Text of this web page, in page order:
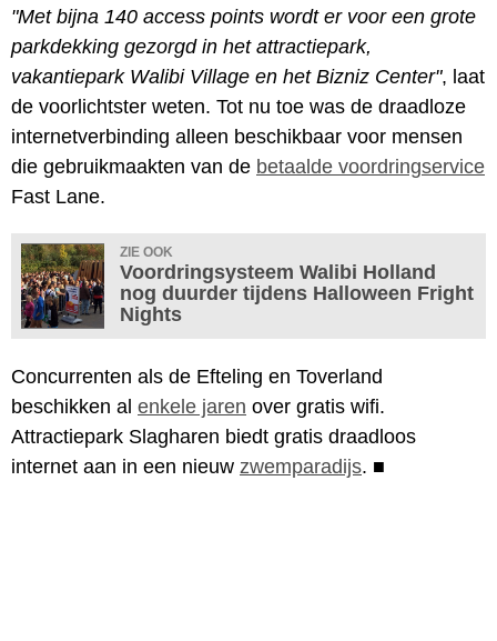
"Met bijna 140 access points wordt er voor een grote
parkdekking gezorgd in het attractiepark,
vakantiepark Walibi Village en het Bizniz Center", laat
de voorlichtster weten. Tot nu toe was de draadloze
internetverbinding alleen beschikbaar voor mensen
die gebruikmaakten van de betaalde voordringservice
Fast Lane.
ZIE OOK
Voordringsysteem Walibi Holland
nog duurder tijdens Halloween Fright
Nights
Concurrenten als de Efteling en Toverland
beschikken al enkele jaren over gratis wifi.
Attractiepark Slagharen biedt gratis draadloos
internet aan in een nieuw zwemparadijs. ■